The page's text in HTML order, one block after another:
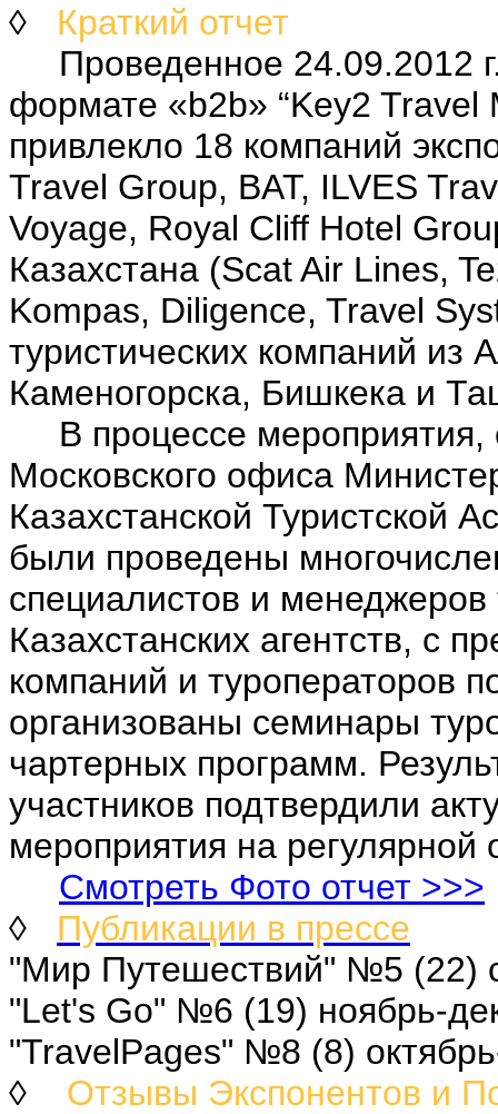
◊ Краткий отчет
Проведенное 24.09.2012
формате «b2b» “Key2 Travel
привлекло 18 компаний
Travel Group, BAT, ILVES
Voyage, Royal Cliff Hotel
Казахстана (Scat Air Lines,
Kompas, Diligence, Travel
туристических компаний
Каменогорска, Бишкека и
В процессе мероприятия,
Московского офиса
Казахстанской Туристской
были проведены
специалистов и менеджеров
Казахстанских агентств, с
компаний и туроператоров
организованы семинары
чартерных программ.
участников подтвердили
мероприятия на регулярной
Смотреть Фото отчет >>>
◊ Публикации в прессе
"Мир Путешествий" №5 (22)
"Let's Go" №6 (19) ноябрь-
"TravelPages" №8 (8)
◊ Отзывы Экспонентов и